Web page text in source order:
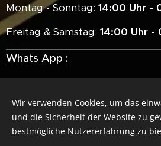
Montag - Sonntag: 14:00 Uhr -
Freitag & Samstag: 14:00 Uhr -
Whats App :
+49 176 812 16 826
Route /
Wir verwenden Cookies, um das
und die Sicherheit der Website zu
bestmögliche Nutzererfahrung zu